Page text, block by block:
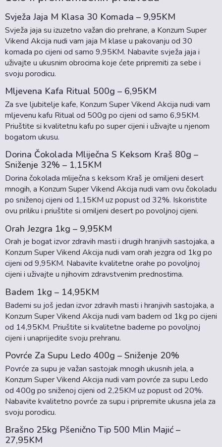
Svježa Jaja M Klasa 30 Komada – 9,95KM
Svježa jaja su izuzetno važan dio prehrane, a Konzum Super
Vikend Akcija nudi vam jaja M klase u pakovanju od 30
komada po cijeni od samo 9,95KM. Nabavite svježa jaja i
uživajte u ukusnim obrocima koje ćete pripremiti za sebe i
svoju porodicu.
Mljevena Kafa Ritual 500g – 6,95KM
Za sve ljubitelje kafe, Konzum Super Vikend Akcija nudi vam
mljevenu kafu Ritual od 500g po cijeni od samo 6,95KM.
Priuštite si kvalitetnu kafu po super cijeni i uživajte u njenom
bogatom ukusu.
Dorina Čokolada Mliječna S Keksom Kraš 80g –
Sniženje 32% – 1,15KM
Dorina čokolada mliječna s keksom Kraš je omiljeni desert
mnogih, a Konzum Super Vikend Akcija nudi vam ovu čokoladu
po sniženoj cijeni od 1,15KM uz popust od 32%. Iskoristite
ovu priliku i priuštite si omiljeni desert po povoljnoj cijeni.
Orah Jezgra 1kg – 9,95KM
Orah je bogat izvor zdravih masti i drugih hranjivih sastojaka, a
Konzum Super Vikend Akcija nudi vam orah jezgra od 1kg po
cijeni od 9,95KM. Nabavite kvalitetne orahe po povoljnoj
cijeni i uživajte u njihovim zdravstvenim prednostima.
Badem 1kg – 14,95KM
Bademi su još jedan izvor zdravih masti i hranjivih sastojaka, a
Konzum Super Vikend Akcija nudi vam badem od 1kg po cijeni
od 14,95KM. Priuštite si kvalitetne bademe po povoljnoj
cijeni i unaprijedite svoju prehranu.
Povrće Za Supu Ledo 400g – Sniženje 20%
Povrće za supu je važan sastojak mnogih ukusnih jela, a
Konzum Super Vikend Akcija nudi vam povrće za supu Ledo
od 400g po sniženoj cijeni od 2,25KM uz popust od 20%.
Nabavite kvalitetno povrće za supu i pripremite ukusna jela za
svoju porodicu.
Brašno 25kg Pšenično Tip 500 Mlin Majić –
27,95KM